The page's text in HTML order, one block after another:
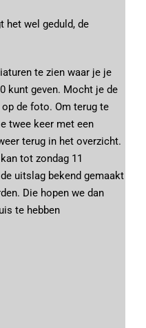
het wel geduld, de
te zien waar je je
kunt geven. Mocht je de
de foto. Om terug te
twee keer met een
terug in het overzicht.
tot zondag 11
uitslag bekend gemaakt
Die hopen we dan
te hebben